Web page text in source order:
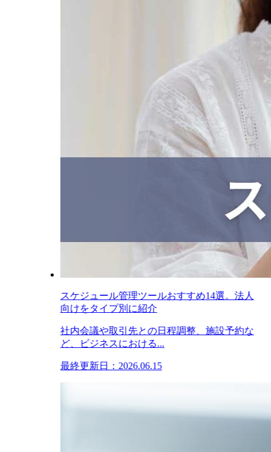
スケジュール管理ツールおすすめ14選。法人
向けをタイプ別に紹介
社内会議や取引先との日程調整、施設予約な
ど、ビジネスにおける...
最終更新日：2026.06.15